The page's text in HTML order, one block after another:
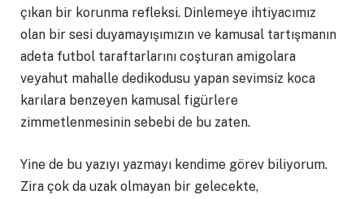
çıkan bir korunma refleksi. Dinlemeye ihtiyacımız
olan bir sesi duyamayışımızın ve kamusal tartışmanın
adeta futbol taraftarlarını coşturan amigolara
veyahut mahalle dedikodusu yapan sevimsiz koca
karılara benzeyen kamusal figürlere
zimmetlenmesinin sebebi de bu zaten.
Yine de bu yazıyı yazmayı kendime görev biliyorum.
Zira çok da uzak olmayan bir gelecekte,